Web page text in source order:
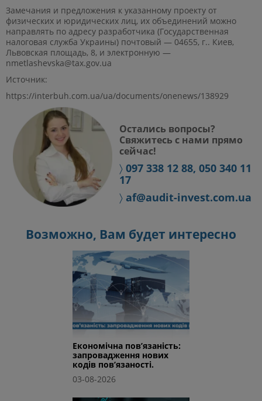
Замечания и предложения к указанному проекту от
физических и юридических лиц, их объединений можно
направлять по адресу разработчика (Государственная
налоговая служба Украины) почтовый — 04655, г.. Киев,
Львовская площадь, 8, и электронную —
nmetlashevska@tax.gov.ua
Источник:
https://interbuh.com.ua/ua/documents/onenews/138929
Остались вопросы?
Свяжитесь с нами прямо
сейчас!
〉 097 338 12 88, 050 340 11
17
〉 af@audit-invest.com.ua
Возможно, Вам будет интересно
Економічна пов’язаність:
запровадження нових
кодів пов’язаності.
03-08-2026